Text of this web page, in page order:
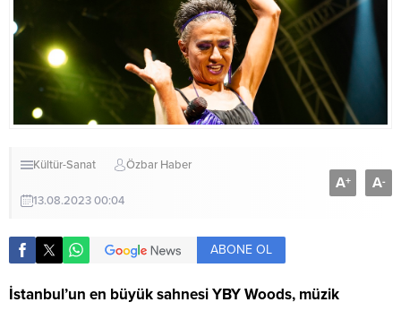
Kültür-Sanat Özbar Haber
13.08.2023 00:04
A+ A-
ABONE OL
İstanbul’un en büyük sahnesi YBY Woods, müzik